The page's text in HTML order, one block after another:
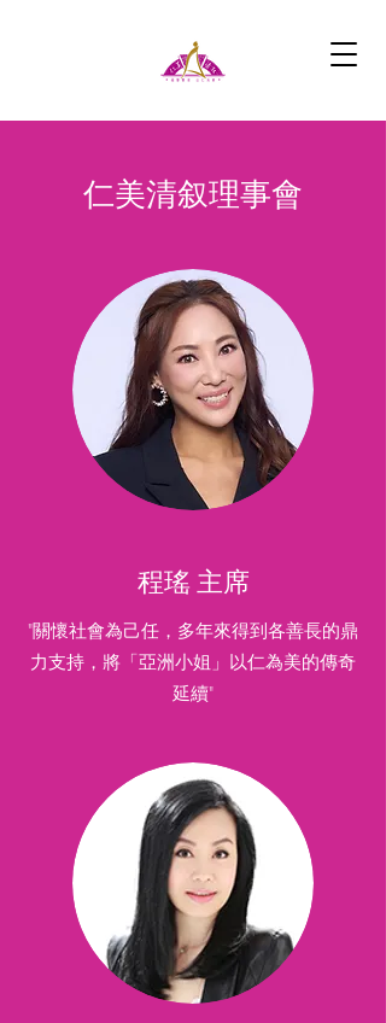
仁美清叙理事會
程瑤 主席
"關懷社會為己任，多年來得到各善長的鼎
力支持，將「亞洲小姐」以仁為美的傳奇
延續"